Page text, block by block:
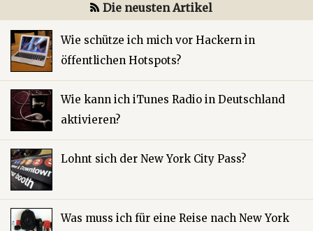
Die neusten Artikel
Wie schütze ich mich vor Hackern in
öffentlichen Hotspots?
Wie kann ich iTunes Radio in Deutschland
aktivieren?
Lohnt sich der New York City Pass?
Was muss ich für eine Reise nach New York